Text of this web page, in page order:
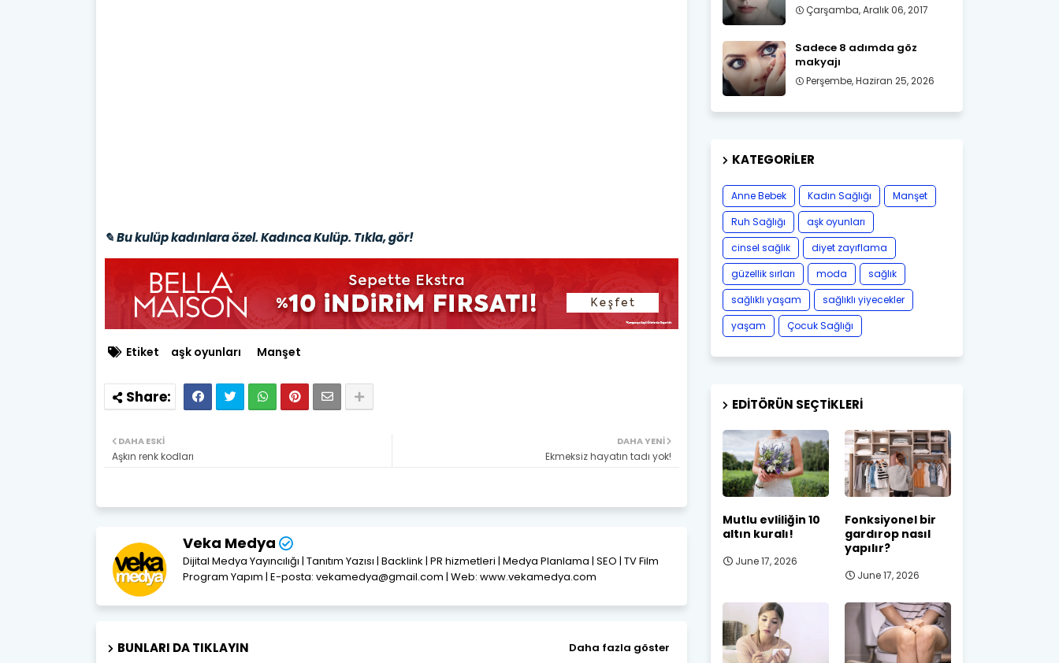
✎ Bu kulüp kadınlara özel. Kadınca Kulüp. Tıkla, gör!
Etiket aşk oyunları Manşet
DAHA YENI
Ekmeksiz hayatın tadı yok!
DAHA ESKI
Aşkın renk kodları
Veka Medya
Dijital Medya Yayıncılığı | Tanıtım Yazısı | Backlink | PR hizmetleri | Medya Planlama | SEO | TV Film
Program Yapım | E-posta: vekamedya@gmail.com | Web: www.vekamedya.com
BUNLARI DA TIKLAYIN Daha fazla göster
Çarşamba, Aralık 06, 2017
Sadece 8 adımda göz
makyajı
Perşembe, Haziran 25, 2026
KATEGORILER
Anne Bebek Kadın Sağlığı
Manşet
Ruh Sağlığı
aşk oyunları
cinsel sağlık
diyet zayıflama
güzellik sırları
moda
sağlık
sağlıklı yaşam
sağlıklı yiyecekler
yaşam
Çocuk Sağlığı
EDITÖRÜN SEÇTIKLERI
Mutlu evliliğin 10
altın kuralı!
June 17, 2026
Fonksiyonel bir
gardırop nasıl
yapılır?
June 17, 2026